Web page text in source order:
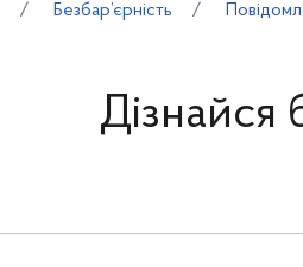
Безбар’єрність
Дізнайся